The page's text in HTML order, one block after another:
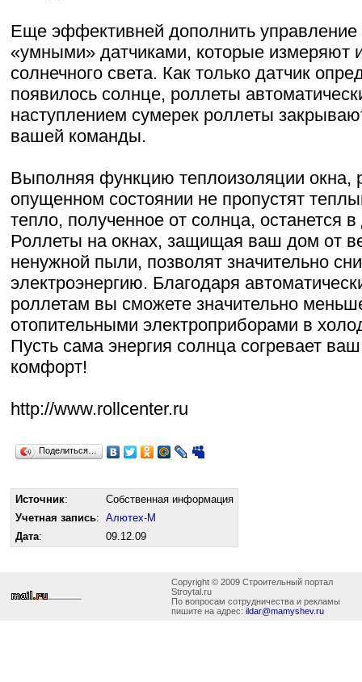
Еще эффективней дополнить управление
«умными» датчиками, которые измеряют
солнечного света. Как только датчик
появилось солнце, роллеты
наступлением сумерек роллеты
вашей команды.
Выполняя функцию теплоизоляции окна,
опущенном состоянии не пропустят
тепло, полученное от солнца, останется
Роллеты на окнах, защищая ваш дом от
ненужной пыли, позволят значительно
электроэнергию. Благодаря
роллетам вы сможете значительно
отопительными электроприборами в
Пусть сама энергия солнца согревает
комфорт!
http://www.rollcenter.ru
Поделиться…
Источник:
Собственная информация
Учетная запись: Алютех-М
Дата: 09.12.09
Copyright © 2009 Строительный портал
Stroytal.ru
По вопросам сотрудничества и рекламы
пишите на адрес: ildar@mamyshev.ru